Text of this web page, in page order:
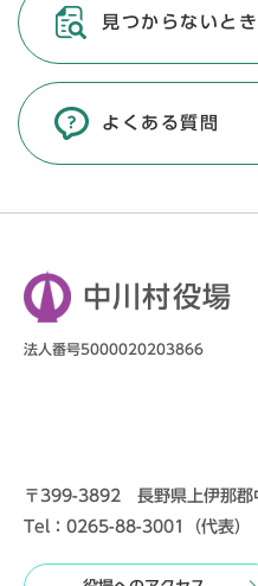
見つからないと
よくある質問
中川村役場
法人番号5000020203866
〒399-3892 長野県上伊那郡
Tel：0265-88-3001（代表